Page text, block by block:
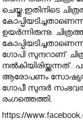
ചെയ്തു.ഇതിനിടെ
ഉയർന്നിരുന്നു.
ഗോപി സുന്ദറാണ്
നല്‍കിയിരിയ്ക്കുന്നത്.
ആരോപണം സോഷ്യൽ
ഗോപീ സുന്ദർ
രംഗത്തെത്തി.
https://